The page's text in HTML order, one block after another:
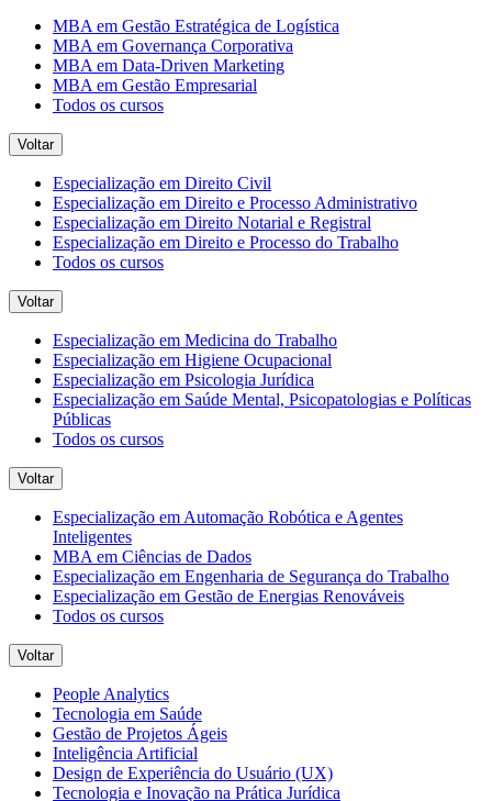
MBA em Gestão Estratégica de Logística
MBA em Governança Corporativa
MBA em Data-Driven Marketing
MBA em Gestão Empresarial
Todos os cursos
Voltar
Especialização em Direito Civil
Especialização em Direito e Processo Administrativo
Especialização em Direito Notarial e Registral
Especialização em Direito e Processo do Trabalho
Todos os cursos
Voltar
Especialização em Medicina do Trabalho
Especialização em Higiene Ocupacional
Especialização em Psicologia Jurídica
Especialização em Saúde Mental, Psicopatologias e Políticas
Públicas
Todos os cursos
Voltar
Especialização em Automação Robótica e Agentes
Inteligentes
MBA em Ciências de Dados
Especialização em Engenharia de Segurança do Trabalho
Especialização em Gestão de Energias Renováveis
Todos os cursos
Voltar
People Analytics
Tecnologia em Saúde
Gestão de Projetos Ágeis
Inteligência Artificial
Design de Experiência do Usuário (UX)
Tecnologia e Inovação na Prática Jurídica